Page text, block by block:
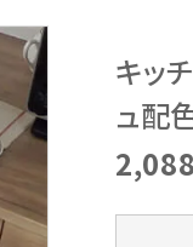
キッ
ュ配